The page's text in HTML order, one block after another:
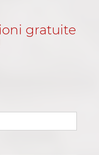
gratuite